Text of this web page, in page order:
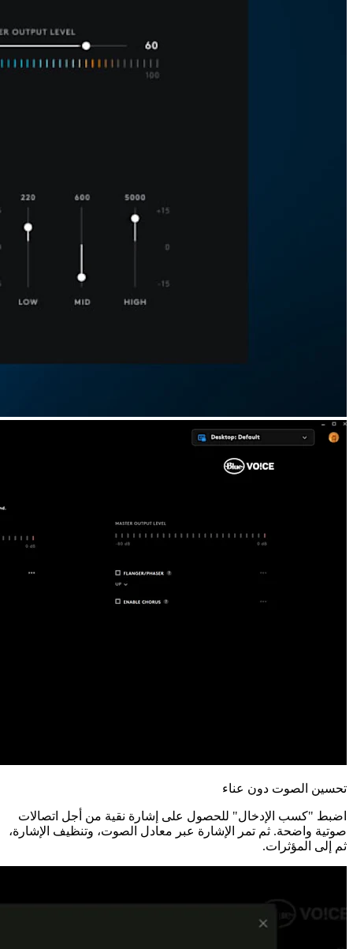
تحسين الصوت دون عناء
اضبط "كسب الإدخال" للحصول على إشارة نقية من أجل اتصالات
صوتية واضحة. ثم تمر الإشارة عبر معادل الصوت، وتنظيف الإشارة،
ثم إلى المؤثرات.